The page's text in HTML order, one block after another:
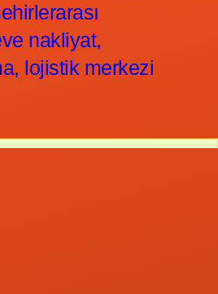
nakliyat,
lojistik merkezi